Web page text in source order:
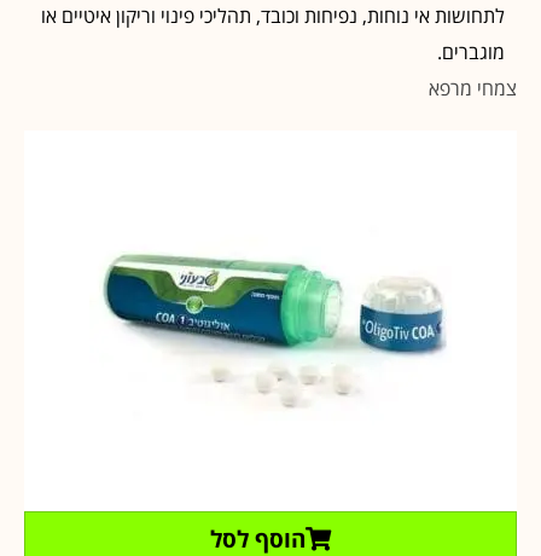
לתחושות אי נוחות, נפיחות וכובד, תהליכי פינוי וריקון איטיים או
מוגברים.
צמחי מרפא
הוסף לסל